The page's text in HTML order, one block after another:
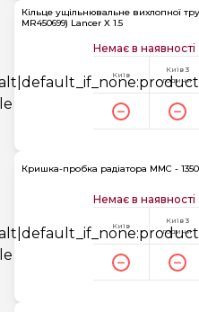
Кільце ущільнювальне вихлопної
MR450699) Lancer X 1.5
Немає в наявності
Київ
Київ 3
години
Кришка-пробка радіатора MMC -
Немає в наявності
Київ
Київ 3
години